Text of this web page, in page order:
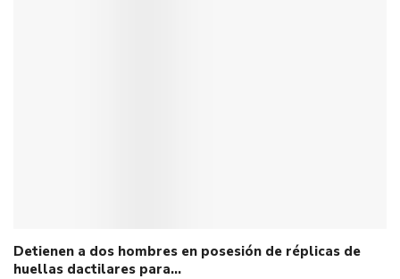
Detienen a dos hombres en posesión de réplicas de
huellas dactilares para…